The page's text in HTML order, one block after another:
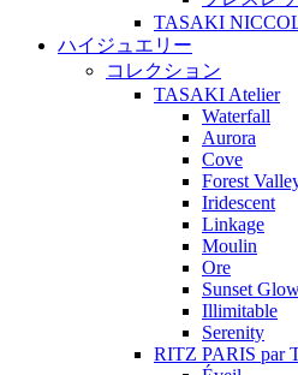
TASAKI
ハイジュエリー
コレクション
TASAKI Atelier
Waterfall
Aurora
Cove
Forest
Iridescent
Linkage
Moulin
Ore
Sunset
Illimitable
Serenity
RITZ PARIS par